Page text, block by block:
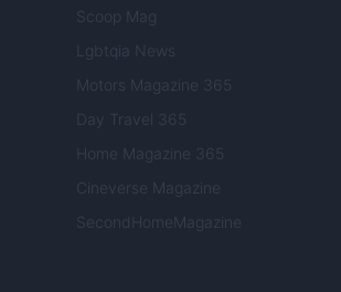
Scoop Mag
Lgbtqia News
Motors Magazine 365
Day Travel 365
Home Magazine 365
Cineverse Magazine
SecondHomeMagazine